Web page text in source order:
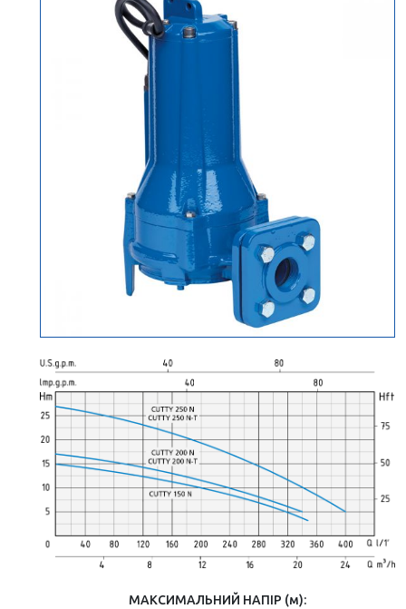
МАКСИМАЛЬНИЙ НАПІР (м):